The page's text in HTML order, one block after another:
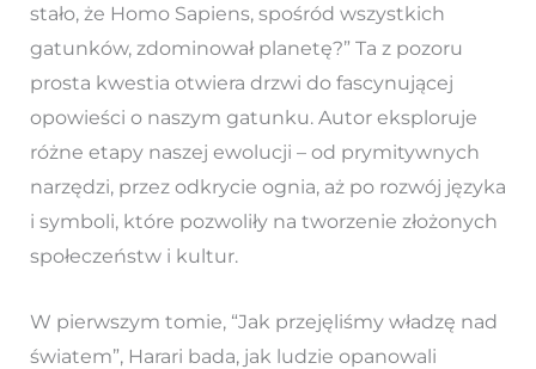
stało, że Homo Sapiens, spośród wszystkich
gatunków, zdominował planetę?” Ta z pozoru
prosta kwestia otwiera drzwi do fascynującej
opowieści o naszym gatunku. Autor eksploruje
różne etapy naszej ewolucji – od prymitywnych
narzędzi, przez odkrycie ognia, aż po rozwój języka
i symboli, które pozwoliły na tworzenie złożonych
społeczeństw i kultur.
W pierwszym tomie, “Jak przejęliśmy władzę nad
światem”, Harari bada, jak ludzie opanowali